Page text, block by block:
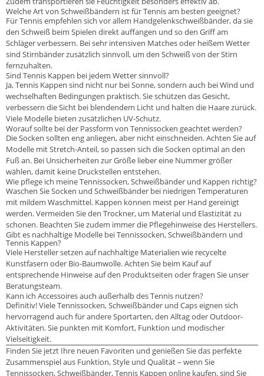
Welche Art von Schweißbändern ist für Tennis am besten geeignet?
Für Tennis empfehlen sich vor allem Handgelenkschweißbänder, da sie
den Schweiß beim Spielen direkt auffangen und so den Griff am
Schläger verbessern. Bei sehr intensiven Matches oder heißem Wetter
sind Stirnbänder zusätzlich sinnvoll, um den Schweiß von der Stirn
fernzuhalten.
Sind Tennis Kappen bei jedem Wetter sinnvoll?
Ja, Tennis Kappen sind nicht nur bei Sonne, sondern auch bei Wind und
wechselhaften Bedingungen praktisch. Sie schützen das Gesicht,
verbessern die Sicht bei blendendem Licht und halten die Haare zurück.
Viele Modelle bieten zusätzlichen UV-Schutz.
Worauf sollte bei der Passform von Tennissocken geachtet werden?
Die Socken sollten eng anliegen, aber nicht einschneiden. Achten Sie auf
Modelle mit Stretch-Anteil, so passen sich die Socken optimal an den
Fuß an. Bei Unsicherheiten zur Größe lieber eine Nummer größer
wählen, damit keine Druckstellen entstehen.
Wie pflege ich meine Tennissocken, Schweißbänder und Kappen richtig?
Waschen Sie Socken und Schweißbänder bei niedrigen Temperaturen
mit mildem Waschmittel. Kappen können meist per Hand gereinigt
werden. Vermeiden Sie den Trockner, um Material und Elastizität zu
schonen. Beachten Sie zudem immer die Pflegehinweise des Herstellers.
Gibt es nachhaltige Modelle bei Tennissocken, Schweißbändern und
Tennis Kappen?
Viele Hersteller setzen auf nachhaltige Materialien wie recycelte
Kunstfasern oder Bio-Baumwolle. Achten Sie beim Kauf auf
entsprechende Hinweise auf den Produktseiten oder fragen Sie unser
Beratungsteam.
Kann ich Accessoires auch außerhalb des Tennis nutzen?
Definitiv! Viele Tennissocken, Schweißbänder und Caps eignen sich
hervorragend auch für andere Sportarten, den Alltag oder Outdoor-
Aktivitäten. Sie punkten mit Komfort, Funktion und modischer
Vielseitigkeit.
Finden Sie jetzt Ihre neuen Favoriten und genießen Sie das perfekte
Zusammenspiel aus Funktion, Style und Qualität – wenn Sie
Tennissocken, Schweißbänder, Tennis Kappen online kaufen, sind Sie